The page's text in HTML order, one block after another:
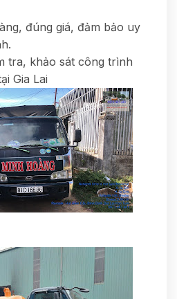
đúng giá, đảm bảo uy
tra, khảo sát công trình
Gia Lai